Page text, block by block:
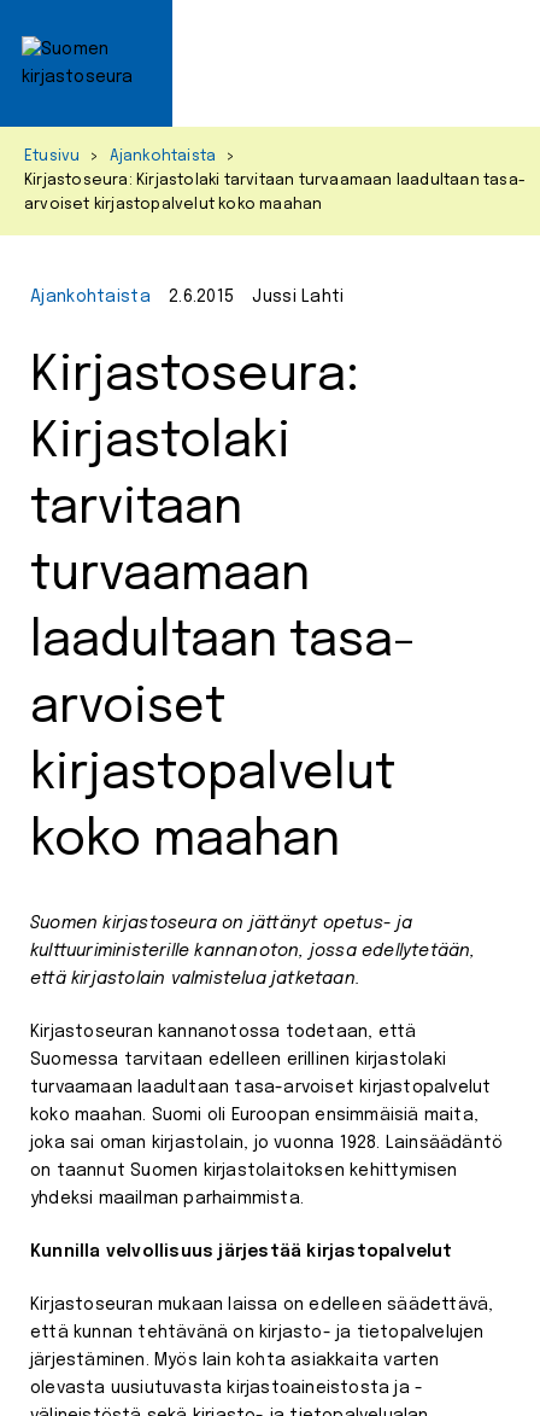
content
Etusivu > Ajankohtaista
>
Kirjastoseura: Kirjastolaki tarvitaan turvaamaan laadultaan tasa-
arvoiset kirjastopalvelut koko maahan
Ajankohtaista 2.6.2015 Jussi Lahti
Kirjastoseura:
Kirjastolaki
tarvitaan
turvaamaan
laadultaan tasa-
arvoiset
kirjastopalvelut
koko maahan
Suomen kirjastoseura on jättänyt opetus- ja
kulttuuriministerille kannanoton, jossa edellytetään,
että kirjastolain valmistelua jatketaan.
Kirjastoseuran kannanotossa todetaan, että
Suomessa tarvitaan edelleen erillinen kirjastolaki
turvaamaan laadultaan tasa-arvoiset kirjastopalvelut
koko maahan. Suomi oli Euroopan ensimmäisiä maita,
joka sai oman kirjastolain, jo vuonna 1928. Lainsäädäntö
on taannut Suomen kirjastolaitoksen kehittymisen
yhdeksi maailman parhaimmista.
Kunnilla velvollisuus järjestää kirjastopalvelut
Kirjastoseuran mukaan laissa on edelleen säädettävä,
että kunnan tehtävänä on kirjasto- ja tietopalvelujen
järjestäminen. Myös lain kohta asiakkaita varten
olevasta uusiutuvasta kirjastoaineistosta ja -